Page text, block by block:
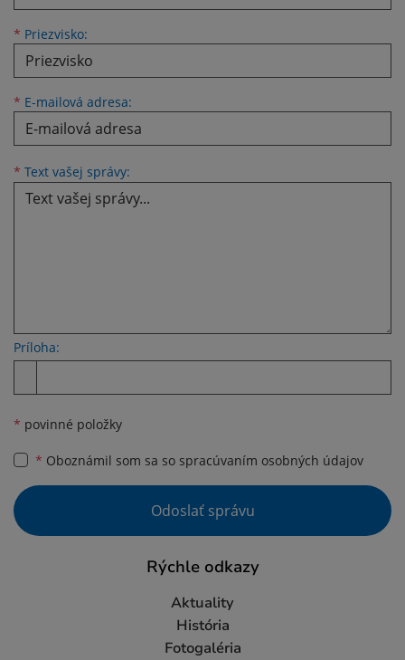
* Priezvisko:
* E-mailová adresa:
* Text vašej správy:
Príloha:
* povinné položky
* Oboznámil som sa so spracúvaním osobných údajov
Google reCaptcha Response
Odoslať správu
Rýchle odkazy
Aktuality
História
Fotogaléria